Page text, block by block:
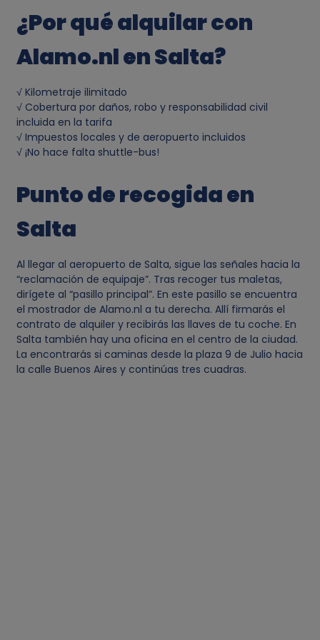
¿Por qué alquilar con
Alamo.nl en Salta?
√ Kilometraje ilimitado
√ Cobertura por daños, robo y responsabilidad civil
incluida en la tarifa
√ Impuestos locales y de aeropuerto incluidos
√ ¡No hace falta shuttle-bus!
Punto de recogida en
Salta
Al llegar al aeropuerto de Salta, sigue las señales hacia la
“reclamación de equipaje”. Tras recoger tus maletas,
dirígete al “pasillo principal”. En este pasillo se encuentra
el mostrador de Alamo.nl a tu derecha. Allí firmarás el
contrato de alquiler y recibirás las llaves de tu coche. En
Salta también hay una oficina en el centro de la ciudad.
La encontrarás si caminas desde la plaza 9 de Julio hacia
la calle Buenos Aires y continúas tres cuadras.
a
t
o
s
p
e
r
s
o
n
a